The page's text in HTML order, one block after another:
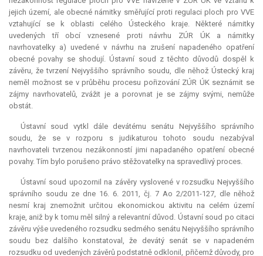
jejich území, ale obecné námitky směřující proti regulaci ploch pro VVE
vztahující se k oblasti celého Ústeckého kraje. Některé námitky
uvedených tří obcí vznesené proti návrhu ZÚR ÚK a námitky
navrhovatelky a) uvedené v návrhu na zrušení napadeného opatření
obecné povahy se shodují. Ústavní soud z těchto důvodů dospěl k
závěru, že tvrzení Nejvyššího správního soudu, dle něhož Ústecký kraj
neměl možnost se v průběhu procesu pořizování ZÚR ÚK seznámit se
zájmy navrhovatelů, zvážit je a porovnat je se zájmy svými, nemůže
obstát.
Ústavní soud vytkl dále devátému senátu Nejvyššího správního
soudu, že se v rozporu s judikaturou tohoto soudu nezabýval
navrhovateli tvrzenou nezákonností jimi napadaného opatření obecné
povahy. Tím bylo porušeno právo stěžovatelky na spravedlivý proces.
Ústavní soud upozornil na závěry vyslovené v rozsudku Nejvyššího
správního soudu ze dne 16. 6. 2011, čj. 7 Ao 2/2011-127, dle něhož
nesmí kraj znemožnit určitou ekonomickou aktivitu na celém území
kraje, aniž by k tomu měl silný arelevantní důvod. Ústavní soud po citaci
závěru výše uvedeného rozsudku sedmého senátu Nejvyššího správního
soudu bez dalšího konstatoval, že devátý senát se v napadeném
rozsudku od uvedených závěrů podstatně odklonil, přičemž důvody, pro